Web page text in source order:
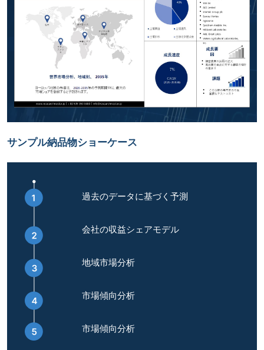
サンプル納品物ショーケース
過去のデータに基づく予測
会社の収益シェアモデル
地域市場分析
市場傾向分析
市場傾向分析